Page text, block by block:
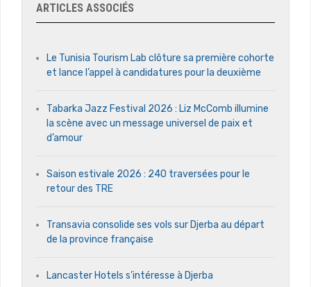
ARTICLES ASSOCIÉS
Le Tunisia Tourism Lab clôture sa première cohorte
et lance l’appel à candidatures pour la deuxième
Tabarka Jazz Festival 2026 : Liz McComb illumine
la scène avec un message universel de paix et
d’amour
Saison estivale 2026 : 240 traversées pour le
retour des TRE
Transavia consolide ses vols sur Djerba au départ
de la province française
Lancaster Hotels s’intéresse à Djerba